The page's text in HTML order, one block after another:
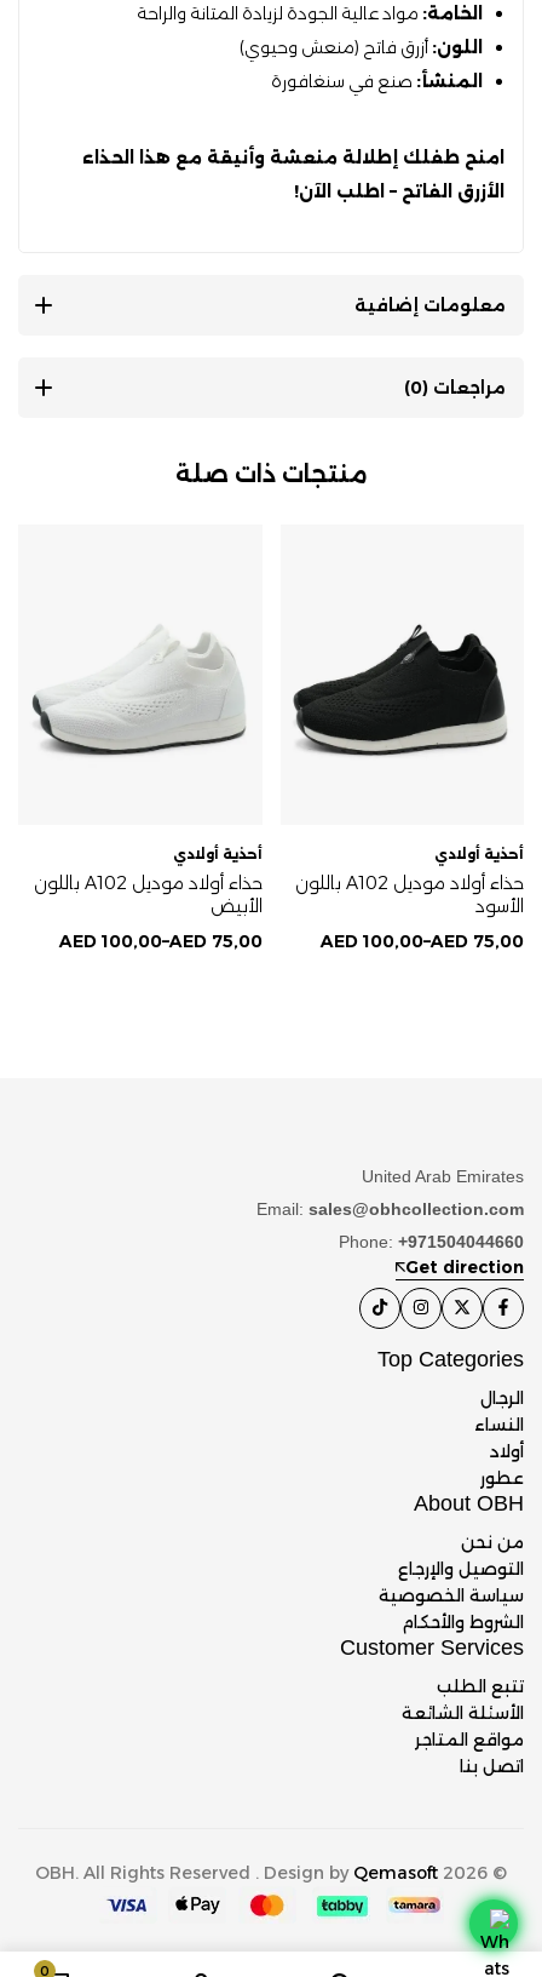
الخامة: مواد عالية الجودة لزيادة المتانة والراحة
اللون: أزرق فاتح (منعش وحيوي)
المنشأ: صنع في سنغافورة
امنح طفلك إطلالة منعشة وأنيقة مع هذا الحذاء
الأزرق الفاتح – اطلب الآن!
معلومات إضافية
مراجعات (0)
منتجات ذات صلة
أحذية أولادي
حذاء أولاد موديل A102 باللون
الأسود
AED 75,00
–
AED 100,00
أحذية أولادي
حذاء أولاد موديل A102 باللون
الأبيض
AED75,00
–
AED100,00
United Arab Emirates
Email: sales@obhcollection.com
Phone: +971504044660
Get direction
Top Categories
الرجال
النساء
أولاد
عطور
About OBH
من نحن
التوصيل والإرجاع
سياسة الخصوصية
الشروط والأحكام
Customer Services
تتبع الطلب
الأسئلة الشائعة
مواقع المتاجر
اتصل بنا
© 2026 OBH. All Rights Reserved . Design by
Qemasoft
0